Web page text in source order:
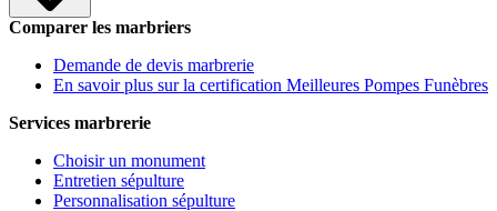
Comparer les marbriers
Demande de devis marbrerie
En savoir plus sur la certification Meilleures Pompes Funèbres
Services marbrerie
Choisir un monument
Entretien sépulture
Personnalisation sépulture